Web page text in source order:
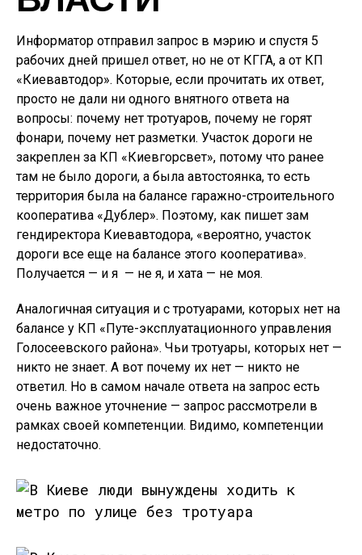
Информатор отправил запрос в мэрию и спустя 5
рабочих дней пришел ответ, но не от КГГА, а от КП
«Киевавтодор». Которые, если прочитать их ответ,
просто не дали ни одного внятного ответа на
вопросы: почему нет тротуаров, почему не горят
фонари, почему нет разметки. Участок дороги не
закреплен за КП «Киевгорсвет», потому что ранее
там не было дороги, а была автостоянка, то есть
территория была на балансе гаражно-строительного
кооператива «Дублер». Поэтому, как пишет зам
гендиректора Киевавтодора, «вероятно, участок
дороги все еще на балансе этого кооператива».
Получается — и я — не я, и хата — не моя.
Аналогичная ситуация и с тротуарами, которых нет на
балансе у КП «Путе-эксплуатационного управления
Голосеевского района». Чьи тротуары, которых нет —
никто не знает. А вот почему их нет — никто не
ответил. Но в самом начале ответа на запрос есть
очень важное уточнение — запрос рассмотрели в
рамках своей компетенции. Видимо, компетенции
недостаточно.